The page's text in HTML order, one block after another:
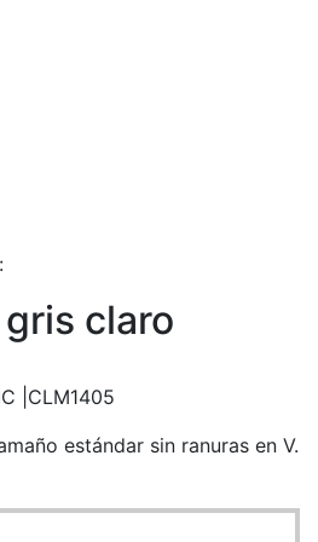
claro
| CLM1405
estándar sin ranuras en V.